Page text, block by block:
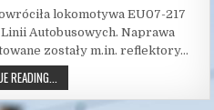
lokomotywa EU07-217
Autobusowych. Naprawa
zostały m.in. reflektory…
READING...
217
DLA